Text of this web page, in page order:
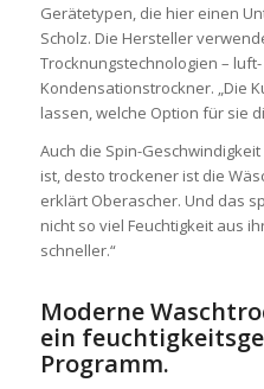
Gerätetypen, die hier einen
Scholz. Die Hersteller
Trocknungstechnologien –
Kondensationstrockner. „Die
lassen, welche Option für sie
Auch die Spin-
ist, desto trockener ist die
erklärt Oberascher. Und das
nicht so viel Feuchtigkeit aus
schneller.“
Moderne
ein
Programm.